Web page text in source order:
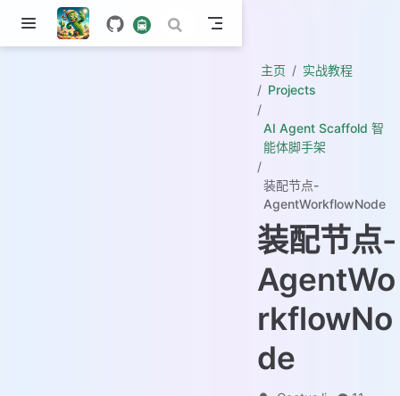
主页
实战教程
Projects
AI Agent Scaffold 智
能体脚手架
装配节点-
AgentWorkflowNode
装配节点-
AgentWo
rkflowNo
de